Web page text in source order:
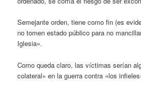
Semejante orden, tiene como fin (es
no tomen estado público para no
Iglesia».
Como queda claro, las víctimas serían
colateral» en la guerra contra «los